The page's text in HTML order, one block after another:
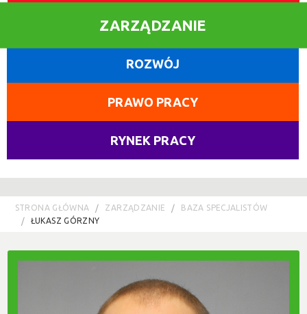
ZARZĄDZANIE
ROZWÓJ
PRAWO PRACY
RYNEK PRACY
STRONA GŁÓWNA ZARZĄDZANIE
BAZA SPECJALISTÓW
ŁUKASZ GÓRZNY